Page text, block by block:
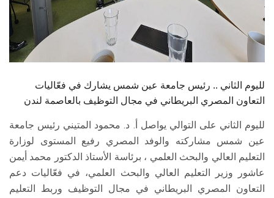
الموظفون
الزائـرون
لليوم الثاني .. رئيس جامعة عين شمس يشارك في فعّاليات
التعاون المصري البريطاني في مجال التوظيف بالعاصمة لندن
لليوم الثاني على التوالي يواصل أ. د. محمود المتيني رئيس جامعة
عين شمس مشاركته والوفد المصري رفيع المستوى لوزارة
التعليم العالي والبحث العلمي ، برئاسة الأستاذ الدكتور محمد أيمن
عاشور وزير التعليم العالي والبحث العلمي، في فعّاليات دعم
التعاون المصري البريطاني في مجال التوظيف وربط التعليم